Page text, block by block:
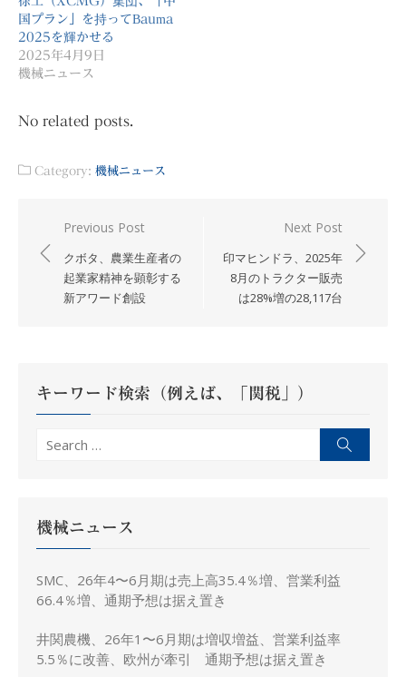
国プラン」を持ってBauma
2025を輝かせる
2025年4月9日
機械ニュース
No related posts.
Category: 機械ニュース
稿
シ
ョ
Previous Post
クボタ、農業生産者の
起業家精神を顕彰する
新アワード創設
Next Post
印マヒンドラ、2025年
8月のトラクター販売
は28%増の28,117台
キーワード検索（例えば、「関税」）
Search
機械ニュース
SMC、26年4〜6月期は売上高35.4％増、営業利益
66.4％増、通期予想は据え置き
井関農機、26年1〜6月期は増収増益、営業利益率
5.5％に改善、欧州が牽引 通期予想は据え置き